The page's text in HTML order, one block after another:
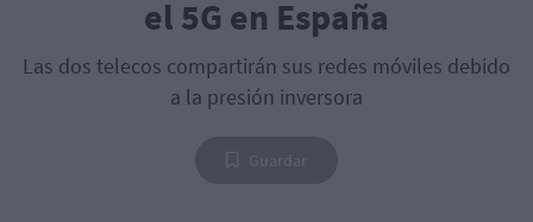
el 5G en España
Las dos telecos compartirán sus redes móviles debido
a la presión inversora